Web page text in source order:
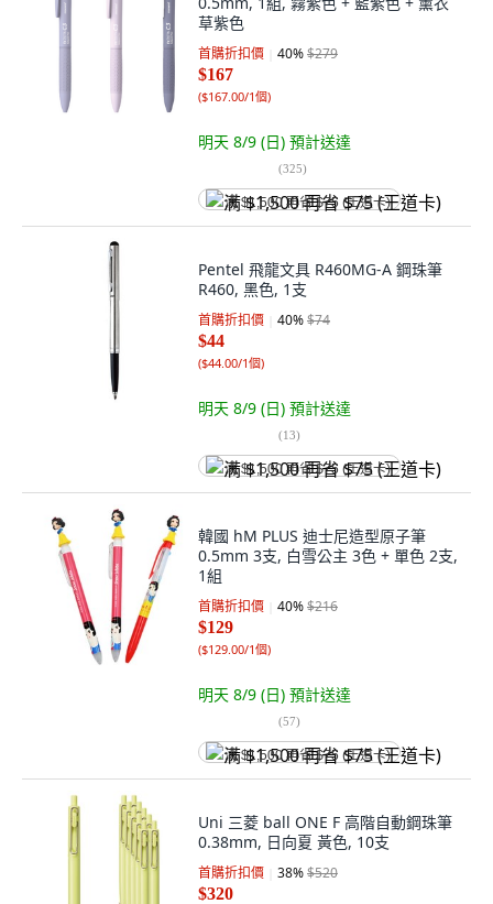
草紫色
首購折扣價 40%$279
$167
($167.00/1個)
明天 8/9 (日) 預計送達
(325)
满 $1,500 再省 $75 (王道卡)
Pentel 飛龍文具 R460MG-A 鋼珠筆
R460, 黑色, 1支
首購折扣價 40%$74
$44
($44.00/1個)
明天 8/9 (日) 預計送達
(13)
满 $1,500 再省 $75 (王道卡)
韓國 hM PLUS 迪士尼造型原子筆
0.5mm 3支, 白雪公主 3色 + 單色 2支,
1組
首購折扣價 40%$216
$129
($129.00/1個)
明天 8/9 (日) 預計送達
(57)
满 $1,500 再省 $75 (王道卡)
Uni 三菱 ball ONE F 高階自動鋼珠筆
0.38mm, 日向夏 黃色, 10支
首購折扣價 38%$520
$320